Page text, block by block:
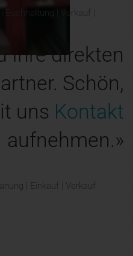
Buchhaltung | Verkauf |
Ihre direkten
Schön,
uns Kontakt
aufnehmen.»
| Einkauf | Verkauf